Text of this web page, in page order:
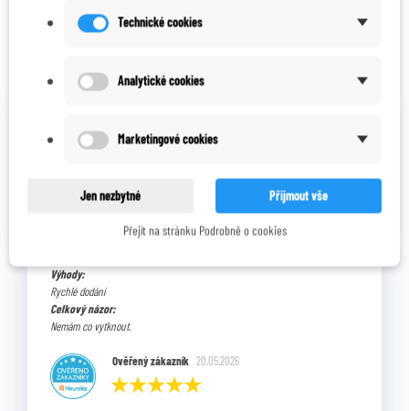
OVĚŘENO NAŠIMI ZÁKAZNÍKY
Prohlédněte si vybraná hodnocení našich zákazníků.
v pořádku
Výhody:
Rychlé dodání
Celkový názor:
Nemám co vytknout.
Ověřený zákazník 20.05.2026
Technické cookies
Analytické cookies
Marketingové cookies
Jen nezbytné Přijmout vše
Přejít na stránku Podrobně o cookies